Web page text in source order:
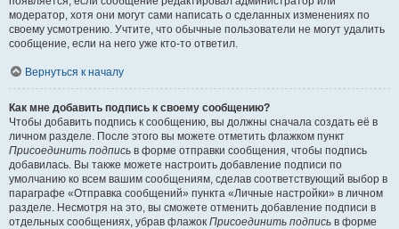
модератор, хотя они могут сами написать о сделанных изменениях по
своему усмотрению. Учтите, что обычные пользователи не могут удалить
сообщение, если на него уже кто-то ответил.
Вернуться к началу
Как мне добавить подпись к своему сообщению?
Чтобы добавить подпись к сообщению, вы должны сначала создать её в
личном разделе. После этого вы можете отметить флажком пункт
Присоединить подпись в форме отправки сообщения, чтобы подпись
добавилась. Вы также можете настроить добавление подписи по
умолчанию ко всем вашим сообщениям, сделав соответствующий выбор в
параграфе «Отправка сообщений» пункта «Личные настройки» в личном
разделе. Несмотря на это, вы сможете отменить добавление подписи в
отдельных сообщениях, убрав флажок Присоединить подпись в форме